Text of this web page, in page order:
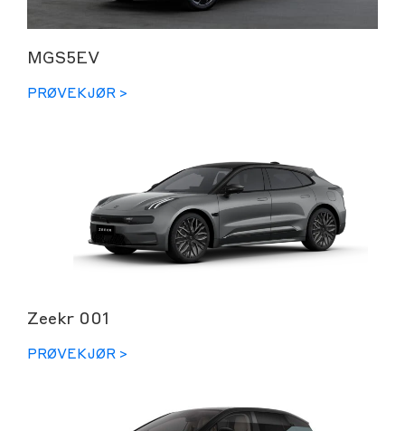
MGS5EV
PRØVEKJØR >
Zeekr 001
PRØVEKJØR >